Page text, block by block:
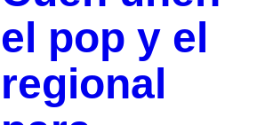
el pop y el
regional